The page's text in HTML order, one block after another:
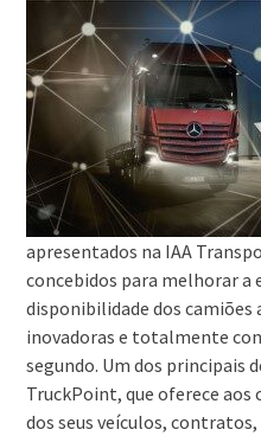
apresentados na IAA
concebidos para melhorar a
disponibilidade dos camiões
inovadoras e totalmente
segundo. Um dos principais
TruckPoint, que oferece
dos seus veículos, contratos,